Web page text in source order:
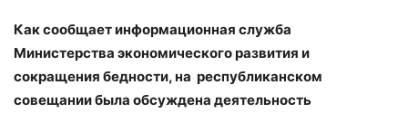
Как сообщает информационная служба
Министерства экономического развития и
сокращения бедности, на республиканском
совещании была обсуждена деятельность